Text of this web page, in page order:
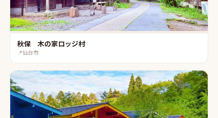
秋保 木の家ロッジ村
📍仙台市